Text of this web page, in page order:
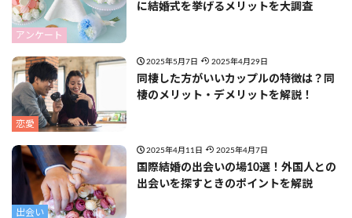
アンケート
に結婚式を挙げるメリットを大調査
恋愛
2025年5月7日 2025年4月29日
同棲した方がいいカップルの特徴は？同
棲のメリット・デメリットを解説！
出会い
2025年4月11日 2025年4月7日
国際結婚の出会いの場10選！外国人との
出会いを探すときのポイントを解説